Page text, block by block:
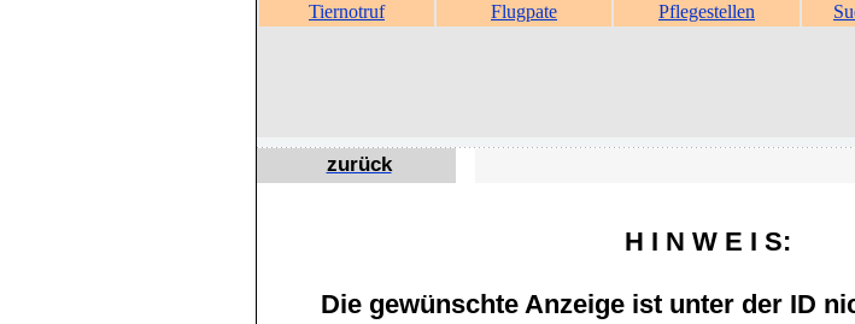
Tiernotruf
Flugpate Pflegestellen
zurück
H I N W E I S:
Die gewünschte Anzeige ist unter der ID